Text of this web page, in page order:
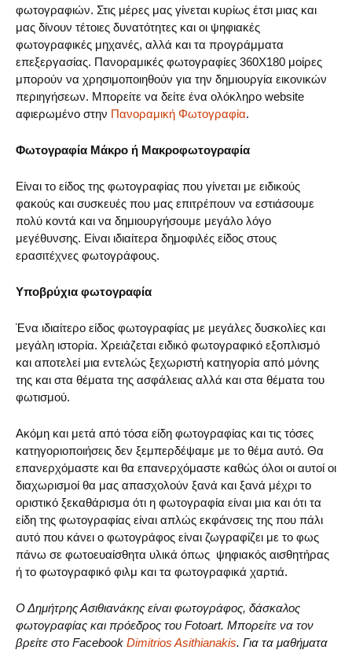
φωτογραφιών. Στις μέρες μας γίνεται κυρίως έτσι μιας και
μας δίνουν τέτοιες δυνατότητες και οι ψηφιακές
φωτογραφικές μηχανές, αλλά και τα προγράμματα
επεξεργασίας. Πανοραμικές φωτογραφίες 360Χ180 μοίρες
μπορούν να χρησιμοποιηθούν για την δημιουργία εικονικών
περιηγήσεων. Μπορείτε να δείτε ένα ολόκληρο website
αφιερωμένο στην Πανοραμική Φωτογραφία.
Φωτογραφία Μάκρο ή Μακροφωτογραφία
Είναι το είδος της φωτογραφίας που γίνεται με ειδικούς
φακούς και συσκευές που μας επιτρέπουν να εστιάσουμε
πολύ κοντά και να δημιουργήσουμε μεγάλο λόγο
μεγέθυνσης. Είναι ιδιαίτερα δημοφιλές είδος στους
ερασιτέχνες φωτογράφους.
Υποβρύχια φωτογραφία
Ένα ιδιαίτερο είδος φωτογραφίας με μεγάλες δυσκολίες και
μεγάλη ιστορία. Χρειάζεται ειδικό φωτογραφικό εξοπλισμό
και αποτελεί μια εντελώς ξεχωριστή κατηγορία από μόνης
της και στα θέματα της ασφάλειας αλλά και στα θέματα του
φωτισμού.
Ακόμη και μετά από τόσα είδη φωτογραφίας και τις τόσες
κατηγοριοποιήσεις δεν ξεμπερδέψαμε με το θέμα αυτό. Θα
επανερχόμαστε και θα επανερχόμαστε καθώς όλοι οι αυτοί οι
διαχωρισμοί θα μας απασχολούν ξανά και ξανά μέχρι το
οριστικό ξεκαθάρισμα ότι η φωτογραφία είναι μια και ότι τα
είδη της φωτογραφίας είναι απλώς εκφάνσεις της που πάλι
αυτό που κάνει ο φωτογράφος είναι ζωγραφίζει με το φως
πάνω σε φωτοευαίσθητα υλικά όπως ψηφιακός αισθητήρας
ή το φωτογραφικό φιλμ και τα φωτογραφικά χαρτιά.
Ο Δημήτρης Ασιθιανάκης είναι φωτογράφος, δάσκαλος
φωτογραφίας και πρόεδρος του Fotoart. Μπορείτε να τον
βρείτε στο Facebook Dimitrios Asithianakis. Για τα μαθήματα